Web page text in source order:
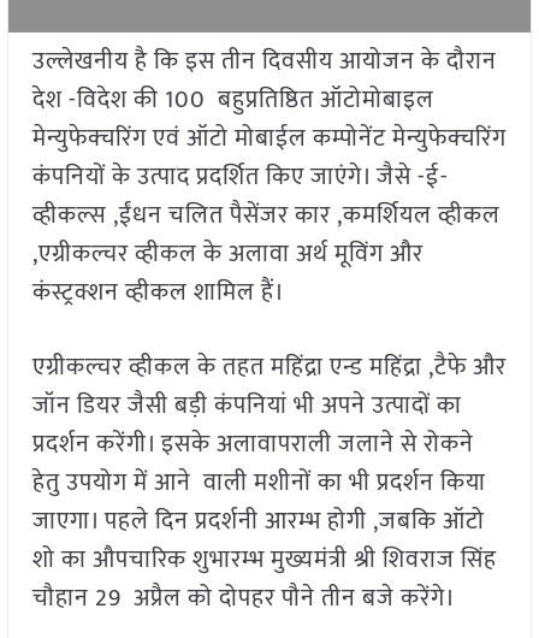
उल्लेखनीय है कि इस तीन दिवसीय आयोजन के दौरान
देश -विदेश की 100 बहुप्रतिष्ठित ऑटोमोबाइल
मेन्युफेक्चरिंग एवं ऑटो मोबाईल कम्पोनेंट मेन्युफेक्चरिंग
कंपनियों के उत्पाद प्रदर्शित किए जाएंगे। जैसे -ई-
व्हीकल्स ,ईंधन चलित पैसेंजर कार ,कमर्शियल व्हीकल
,एग्रीकल्चर व्हीकल के अलावा अर्थ मूविंग और
कंस्ट्रक्शन व्हीकल शामिल हैं।
एग्रीकल्चर व्हीकल के तहत महिंद्रा एन्ड महिंद्रा ,टैफे और
जॉन डियर जैसी बड़ी कंपनियां भी अपने उत्पादों का
प्रदर्शन करेंगी। इसके अलावापराली जलाने से रोकने
हेतु उपयोग में आने वाली मशीनों का भी प्रदर्शन किया
जाएगा। पहले दिन प्रदर्शनी आरम्भ होगी ,जबकि ऑटो
शो का औपचारिक शुभारम्भ मुख्यमंत्री श्री शिवराज सिंह
चौहान 29 अप्रैल को दोपहर पौने तीन बजे करेंगे।